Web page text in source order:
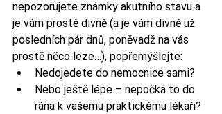
nepozorujete známky akutního stavu a
je vám prostě divně (a je vám divně už
posledních pár dnů, poněvadž na vás
prostě něco leze…), popřemýšlejte:
Nedojedete do nemocnice sami?
Nebo ještě lépe – nepočká to do
rána k vašemu praktickému lékaři?